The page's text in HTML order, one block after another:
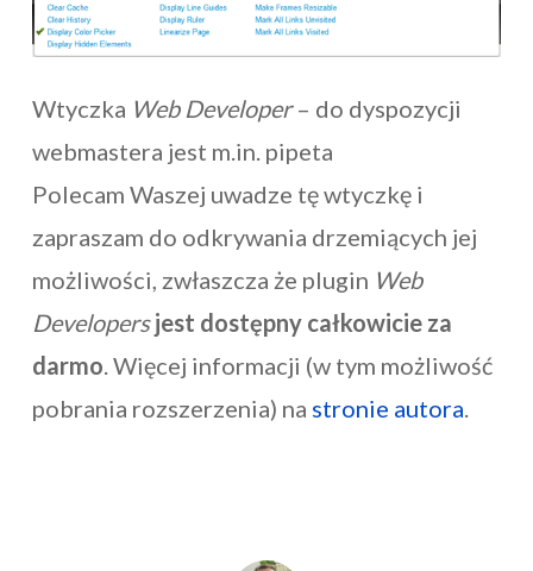
Wtyczka Web Developer– do dyspozycji
webmastera jest m.in. pipeta
Polecam Waszej uwadze tę wtyczkę i
zapraszam do odkrywania drzemiących jej
możliwości, zwłaszcza że plugin Web
Developersjest dostępny całkowicie za
darmo. Więcej informacji (w tym możliwość
pobrania rozszerzenia) na stronie autora.